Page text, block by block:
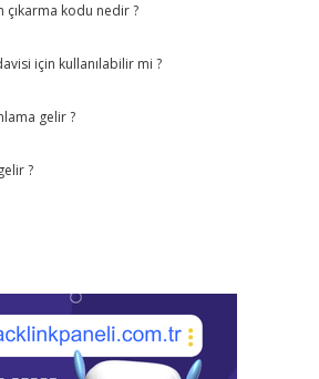
çıkarma kodu nedir ?
için kullanılabilir mi ?
gelir ?
?